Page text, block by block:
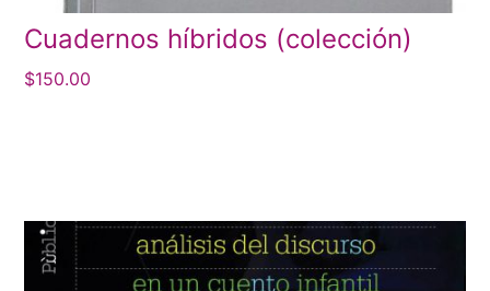
Cuadernos híbridos (colección)
$150.00